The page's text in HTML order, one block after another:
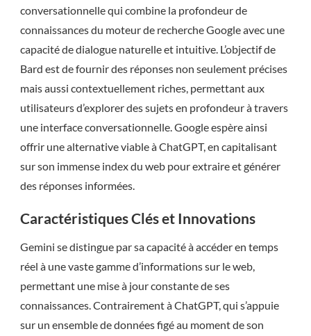
conversationnelle qui combine la profondeur de
connaissances du moteur de recherche Google avec une
capacité de dialogue naturelle et intuitive. L’objectif de
Bard est de fournir des réponses non seulement précises
mais aussi contextuellement riches, permettant aux
utilisateurs d’explorer des sujets en profondeur à travers
une interface conversationnelle. Google espère ainsi
offrir une alternative viable à ChatGPT, en capitalisant
sur son immense index du web pour extraire et générer
des réponses informées.
Caractéristiques Clés et Innovations
Gemini se distingue par sa capacité à accéder en temps
réel à une vaste gamme d’informations sur le web,
permettant une mise à jour constante de ses
connaissances. Contrairement à ChatGPT, qui s’appuie
sur un ensemble de données figé au moment de son